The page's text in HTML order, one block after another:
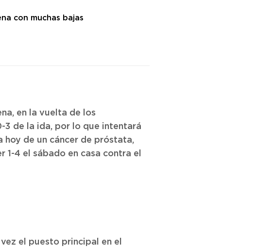
en la vuelta de los
3 de la ida, por lo que intentará
hoy de un cáncer de próstata,
4 el sábado en casa contra el
el puesto principal en el